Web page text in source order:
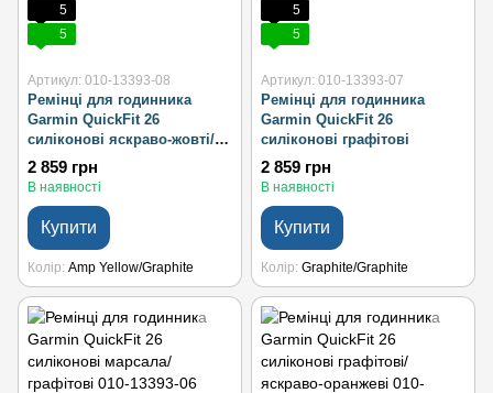
5
5
Артикул: 010-13393-08
Ремінці для годинника
Garmin QuickFit 26
силіконові яскраво-жовті/
графітові
2 859 грн
В наявності
Купити
Колір Amp Yellow/Graphite
5
5
Артикул: 010-13393-07
Ремінці для годинника
Garmin QuickFit 26
силіконові графітові
2 859 грн
В наявності
Купити
Колір Graphite/Graphite